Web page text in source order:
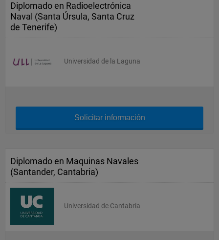
Diplomado en Radioelectrónica
Naval (Santa Úrsula, Santa Cruz
de Tenerife)
Universidad de la Laguna
Solicitar información
Diplomado en Maquinas Navales
(Santander, Cantabria)
Universidad de Cantabria